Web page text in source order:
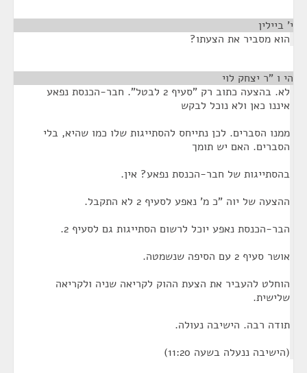
י' ביילין
הוא מסביר את הצעתו?
הי ו "ר יצחק לוי
לא. בהצעה כתוב רק "סעיף 2 לבטל". חבר-הכנסת נפאע
איננו כאן ולא נוכל לבקש
ממנו הסברים. לכן נתייחס להסתייגות שלו כמו שהיא, בלי
הסברים. האם יש תומך
בהסתייגות של חבר-הכנסת נפאע? אין.
ההצעה של יוה "כ מ' נאפע לסעיף 2 לא התקבל.
הבר-הכנסת נאפע יוכל לרשום הסתייגות גם לסעיף 2.
אושר סעיף 2 עם הסיפה שנשמטה.
הוחלט להעביר את הצעת ההוק לקריאה שניה ולקריאה
שלישית.
תודה רבה. הישיבה נעולה.
(הישיבה ננעלה בשעה 11:20)